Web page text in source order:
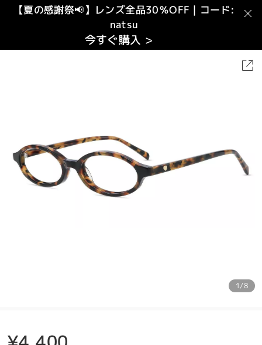
【夏の感謝祭📢】レンズ全品30％OFF｜コード:
natsu
今すぐ購入 >
1/8